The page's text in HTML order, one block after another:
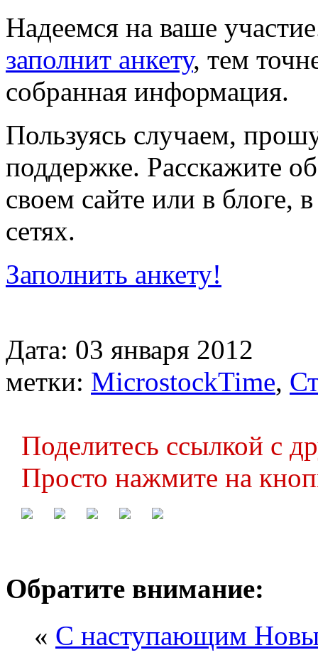
Надеемся на ваше
заполнит анкету, тем
собранная информация.
Пользуясь случаем,
поддержке. Расскажите
своем сайте или в блоге,
сетях.
Заполнить анкету!
Дата: 03 января 2012
метки: MicrostockTime,
Поделитесь ссылкой с
Просто нажмите на
Обратите внимание:
« С наступающим